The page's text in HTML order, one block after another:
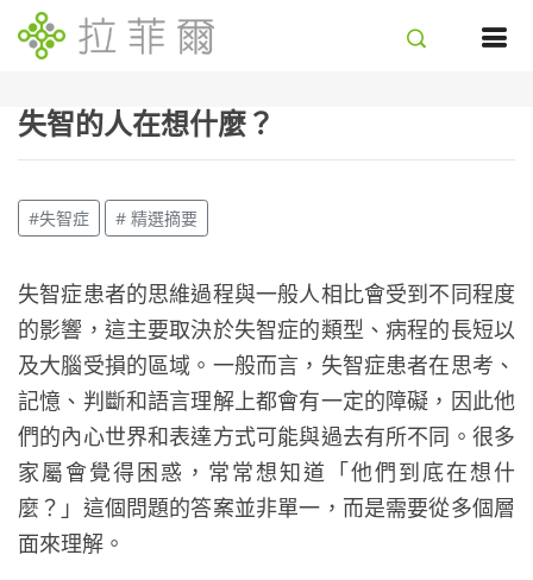
失智的人在想什麼？
#失智症 # 精選摘要
失智症患者的思維過程與一般人相比會受到不同程度
的影響，這主要取決於失智症的類型、病程的長短以
及大腦受損的區域。一般而言，失智症患者在思考、
記憶、判斷和語言理解上都會有一定的障礙，因此他
們的內心世界和表達方式可能與過去有所不同。很多
家屬會覺得困惑，常常想知道「他們到底在想什
麼？」這個問題的答案並非單一，而是需要從多個層
面來理解。